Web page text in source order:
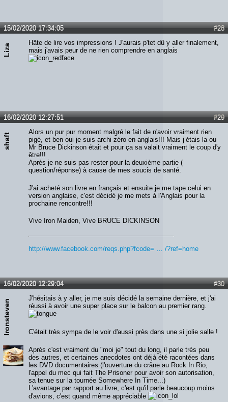
#28
15/02/2020 17:34:05
Liza
Hâte de lire vos impressions ! J'aurais p'tet dû y aller finalement,
mais j'avais peur de ne rien comprendre en anglais
#29
16/02/2020 12:27:51
shaft
Alors un pur pur moment malgré le fait de n'avoir vraiment rien
pigé, et ben oui je suis archi zéro en anglais!!! Mais j’étais la ou
Mr Bruce Dickinson était et pour ça sa valait vraiment le coup d'y
être!!!
Après je ne suis pas rester pour la deuxième partie (
question/réponse) à cause de mes soucis de santé.
J'ai acheté son livre en français et ensuite je me tape celui en
version anglaise, c'est décidé je me mets à l'Anglais pour la
prochaine rencontre!!!
Vive Iron Maiden, Vive BRUCE DICKINSON
http://www.facebook.com/reqs.php?fcode= … /?ref=home
#30
16/02/2020 12:29:04
Ironsteven
J'hésitais à y aller, je me suis décidé la semaine dernière, et j'ai
réussi à avoir une super place sur le balcon au premier rang.
C'était très sympa de le voir d'aussi près dans une si jolie salle !
Après c'est vraiment du "moi je" tout du long, il parle très peu
des autres, et certaines anecdotes ont déjà été racontées dans
les DVD documentaires (l'ouverture du crâne au Rock In Rio,
l'appel du mec qui fait The Prisoner pour avoir son autorisation,
sa tenue sur la tournée Somewhere In Time...)
L'avantage par rapport au livre, c'est qu'il parle beaucoup moins
d'avions, c'est quand même appréciable